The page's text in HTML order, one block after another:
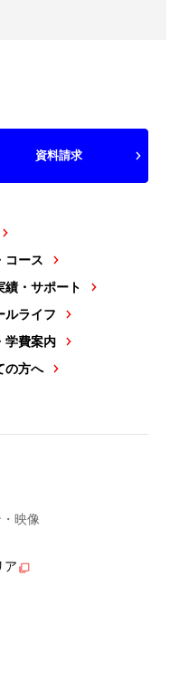
コース
績・サポート
ルライフ
学費案内
の方へ
資料請求
映像
ア